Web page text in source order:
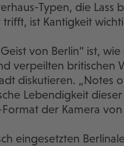
Typen, die Lass
ist Kantigkeit
von Berlin“ ist,
verpeilten britischen
diskutieren. „Notes
Lebendigkeit
der Kamera von
eingesetzten